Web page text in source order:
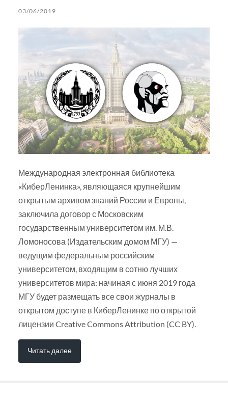
03/06/2019
Международная электронная библиотека
«КиберЛенинка», являющаяся крупнейшим
открытым архивом знаний России и Европы,
заключила договор с Московским
государственным университетом им. М.В.
Ломоносова (Издательским домом МГУ) —
ведущим федеральным российским
университетом, входящим в сотню лучших
университетов мира: начиная с июня 2019 года
МГУ будет размещать все свои журналы в
открытом доступе в КиберЛенинке по открытой
лицензии Creative Commons Attribution (CC BY).
Читать далее